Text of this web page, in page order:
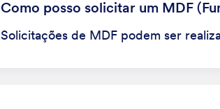
Como posso solicitar um MDF
Solicitações de MDF podem ser